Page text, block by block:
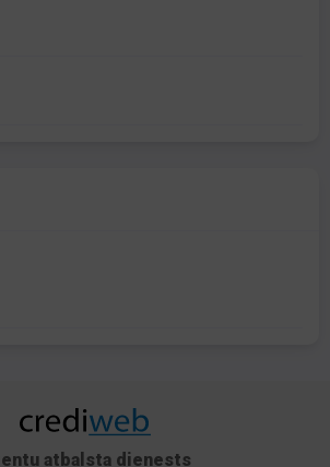
atbalsta dienests